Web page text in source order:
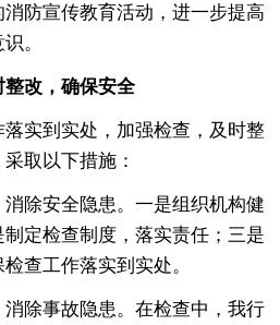
防宣传教育活动，进一步提高
。
改，确保安全
实到实处，加强检查，及时整
取以下措施：
除安全隐患。一是组织机构健
定检查制度，落实责任；三是
查工作落实到实处。
除事故隐患。在检查中，我行